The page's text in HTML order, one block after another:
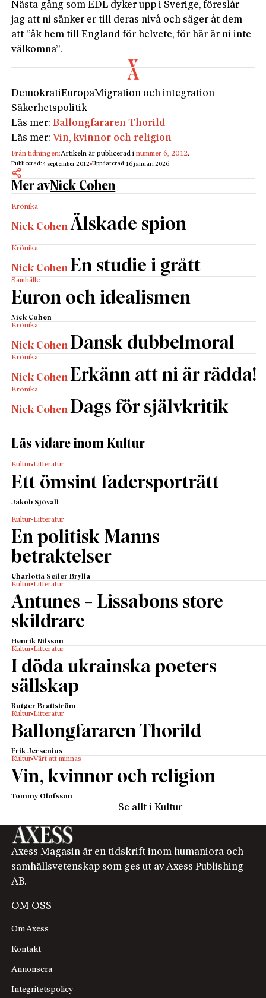
Nästa gång som EDL dyker upp i Sverige, föreslår
jag att ni sänker er till deras nivå och säger åt dem
att ”åk hem till England för helvete, för här är ni inte
välkomna”.
DemokratiEuropaMigration och integration
Säkerhetspolitik
Läs mer:Ballongfararen Thorild
Läs mer: Vin, kvinnor och religion
Från tidningen:Artikeln är publicerad inummer 6, 2012.
Publicerad:4 september 2012 Uppdaterad:16 januari 2026
Mer avNick Cohen
Krönika
Nick Cohen Älskade spion
Krönika
Nick Cohen En studie i grått
Samhälle
Euron och idealismen
Nick Cohen
Krönika
Nick Cohen Dansk dubbelmoral
Krönika
Nick Cohen Erkänn att ni är rädda!
Krönika
Nick Cohen Dags för självkritik
Läs vidare inom Kultur
Kultur Litteratur
Ett ömsint fadersporträtt
Jakob Sjövall
Kultur Litteratur
En politisk Manns
betraktelser
Charlotta Seiler Brylla
Kultur Litteratur
Antunes – Lissabons store
skildrare
Henrik Nilsson
Kultur Litteratur
I döda ukrainska poeters
sällskap
Rutger Brattström
Kultur Litteratur
Ballongfararen Thorild
Erik Jersenius
Kultur Värt att minnas
Vin, kvinnor och religion
Tommy Olofsson
Se allt i Kultur
Axess Magasin är en tidskrift inom humaniora och
samhällsvetenskap som ges ut av Axess Publishing
AB.
OM OSS
Om Axess
Kontakt
Annonsera
Integritetspolicy